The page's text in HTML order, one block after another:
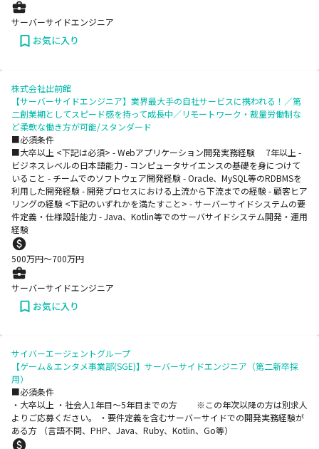
サーバーサイドエンジニア
お気に入り
株式会社出前館
【サーバーサイドエンジニア】業界最大手の自社サービスに携われる！／第
二創業期としてスピード感を持って成長中／リモートワーク・裁量労働制な
ど柔軟な働き方が可能/スタンダード
■必須条件
■大卒以上 <下記は必須> - Webアプリケーション開発実務経験 7年以上 -
ビジネスレベルの日本語能力 - コンピュータサイエンスの基礎を身につけて
いること - チームでのソフトウェア開発経験 - Oracle、MySQL等のRDBMSを
利用した開発経験 - 開発プロセスにおける上流から下流までの経験 - 顧客ヒア
リングの経験 <下記のいずれかを満たすこと> - サーバーサイドシステムの要
件定義・仕様設計能力 - Java、Kotlin等でのサーバサイドシステム開発・運用
経験
500万円〜700万円
サーバーサイドエンジニア
お気に入り
サイバーエージェントグループ
【ゲーム＆エンタメ事業部(SGE)】サーバーサイドエンジニア（第二新卒採
用）
■必須条件
・大卒以上 ・社会人1年目～5年目までの方 ※この年次以降の方は別求人
よりご応募ください。 ・要件定義を含むサーバーサイドでの開発実務経験が
ある方 （言語不問、PHP、Java、Ruby、Kotlin、Go等）